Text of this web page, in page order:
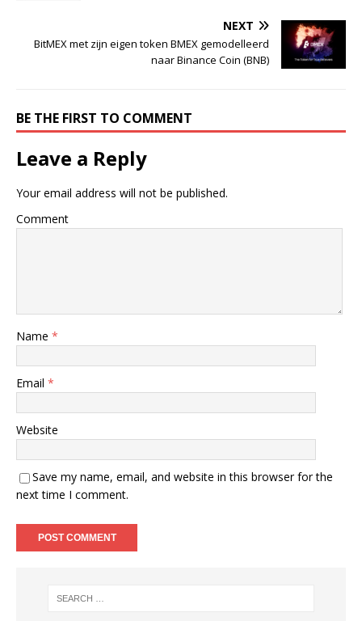
NEXT
BitMEX met zijn eigen token BMEX gemodelleerd
naar Binance Coin (BNB)
BE THE FIRST TO COMMENT
Leave a Reply
Your email address will not be published.
Comment
Name *
Email *
Website
Save my name, email, and website in this browser for the
next time I comment.